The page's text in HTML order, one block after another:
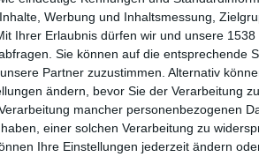
Werbung und Inhaltsmessung,
Ihrer Erlaubnis dürfen wir und unsere
Sie können auf die entsprechende
Partner zuzustimmen. Alternativ
ändern, bevor Sie der Verarbeitung
mancher personenbezogenen
einer solchen Verarbeitung zu
Ihre Einstellungen jederzeit ändern
49:39
2006-07-12
DOCKYARD1